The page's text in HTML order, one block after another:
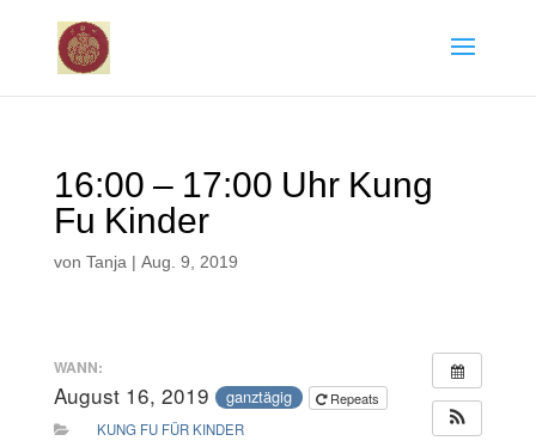
16:00 – 17:00 Uhr Kung
Fu Kinder
von Tanja| Aug. 9, 2019
WANN:
August 16, 2019 ganztägig
Repeats
KUNG FU FÜR KINDER